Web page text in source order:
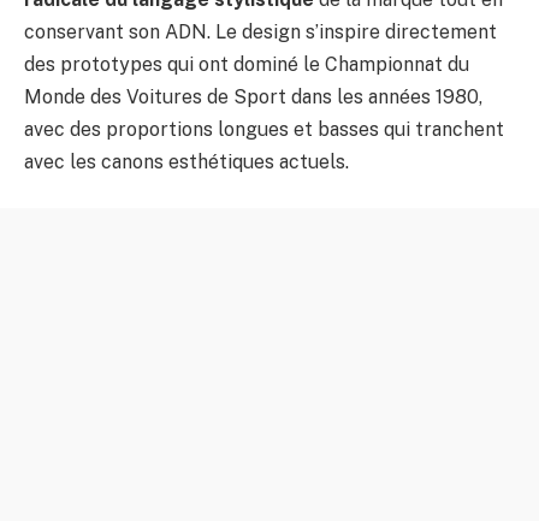
conservant son ADN. Le design s’inspire directement
des prototypes qui ont dominé le Championnat du
Monde des Voitures de Sport dans les années 1980,
avec des proportions longues et basses qui tranchent
avec les canons esthétiques actuels.